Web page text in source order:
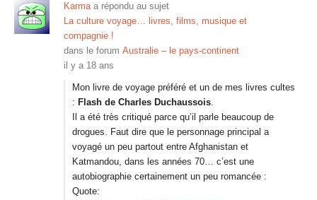
Karmaa répondu au sujet
La culture voyage… livres, films, musique et
compagnie !
dans le forum Australie – le pays-continent
il y a 18 ans
Mon livre de voyage préféré et un de mes livres cultes
: Flash de Charles Duchaussois.
Il a été très critiqué parce qu’il parle beaucoup de
drogues. Faut dire que le personnage principal a
voyagé un peu partout entre Afghanistan et
Katmandou, dans les années 70… c’est une
autobiographie certainement un peu romancée :
Quote: